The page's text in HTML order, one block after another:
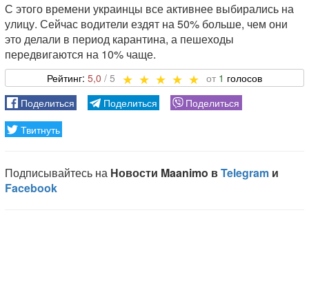
С этого времени украинцы все активнее выбирались на
улицу. Сейчас водители ездят на 50% больше, чем они
это делали в период карантина, а пешеходы
передвигаются на 10% чаще.
5,0 1